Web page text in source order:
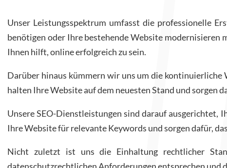
Unser Leistungsspektrum umfasst die professionelle
benötigen oder Ihre bestehende Website modernisieren
Ihnen hilft, online erfolgreich zu sein.
Darüber hinaus kümmern wir uns um die kontinuierliche
halten Ihre Website auf dem neuesten Stand und sorgen
Unsere SEO-Dienstleistungen sind darauf ausgerichtet,
Ihre Website für relevante Keywords und sorgen dafür,
Nicht zuletzt ist uns die Einhaltung rechtlicher